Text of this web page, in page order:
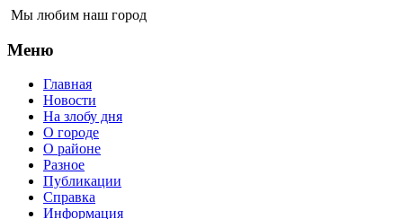
Мы любим наш город
Меню
Главная
Новости
На злобу дня
О городе
О районе
Разное
Публикации
Справка
Информация